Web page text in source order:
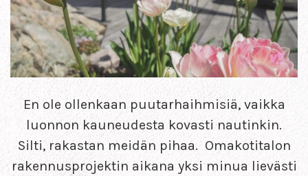
En ole ollenkaan puutarhaihmisiä, vaikka
luonnon kauneudesta kovasti nautinkin.
Silti, rakastan meidän pihaa. Omakotitalon
rakennusprojektin aikana yksi minua lievästi